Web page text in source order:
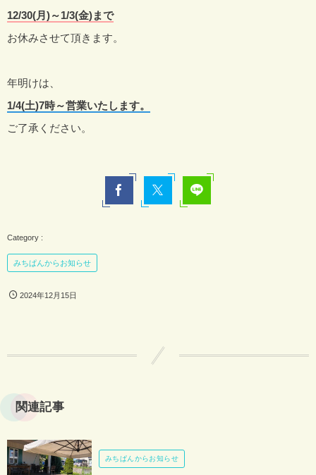
12/30(月)～1/3(金)まで
お休みさせて頂きます。
年明けは、
1/4(土)7時～営業いたします。
ご了承ください。
みちぱんからお知らせ
2024年12月15日
関連記事
みちぱんからお知らせ